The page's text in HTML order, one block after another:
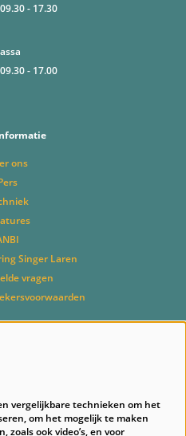
- 17.30
- 17.00
ons
Singer Laren
vragen
vergelijkbare technieken om het
om het mogelijk te maken
zoals ook video’s, en voor